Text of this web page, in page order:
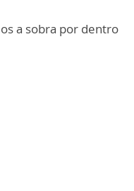
a sobra por dentro